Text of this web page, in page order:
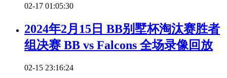
02-17 01:05:30
2024年2月15日 BB别墅杯淘汰赛胜者
组决赛 BB vs Falcons 全场录像回放
02-15 23:16:24